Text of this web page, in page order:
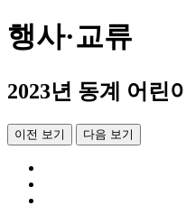
행사·교류
2023년 동계 어린
이전 보기 다음 보기